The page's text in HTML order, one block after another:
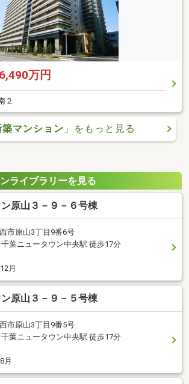
万円
２
築マンション 」をもっと見る
ライブラリーを見る
原山３－９－６号棟
市原山3丁目9番6号
葉ニュータウン中央駅 徒歩17分
月
原山３－９－５号棟
市原山3丁目9番5号
葉ニュータウン中央駅 徒歩17分
月